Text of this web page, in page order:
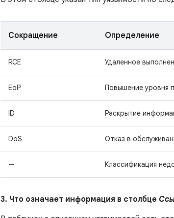
Сокращение Определение
RCE Удаленное
EoP Повышение уровня
ID Раскрытие
DoS Отказ в
— Классификация
3. Что означает информация в столбце